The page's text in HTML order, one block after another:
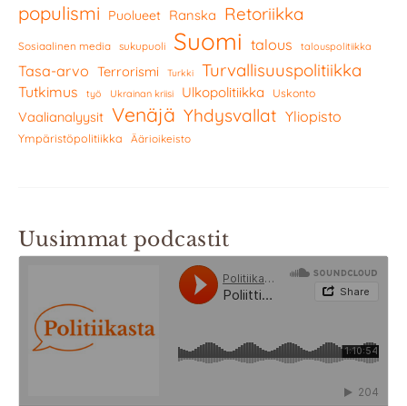
populismi Puolueet Ranska Retoriikka
Sosiaalinen media sukupuoli Suomi talous talouspolitiikka
Tasa-arvo Terrorismi Turkki Turvallisuuspolitiikka
Tutkimus työ Ukrainan kriisi Ulkopolitiikka Uskonto
Vaalianalyysit Venäjä Yhdysvallat Yliopisto
Ympäristöpolitiikka Äärioikeisto
Uusimmat podcastit